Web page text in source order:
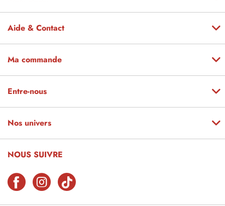
Aide & Contact
Ma commande
Entre-nous
Nos univers
NOUS SUIVRE